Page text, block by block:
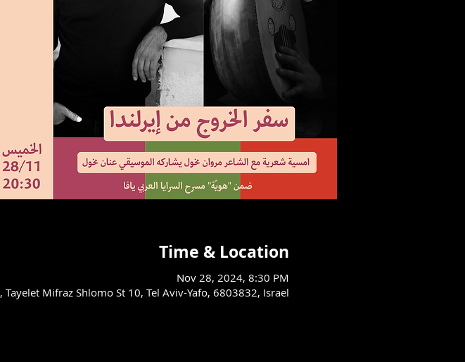
Time & Location
Nov 28, 2024, 8:30 PM
مسرح السرايا العربي - يافا, Tayelet Mifraz Shlomo St 10, Tel Aviv-Yafo, 6803832, Israel